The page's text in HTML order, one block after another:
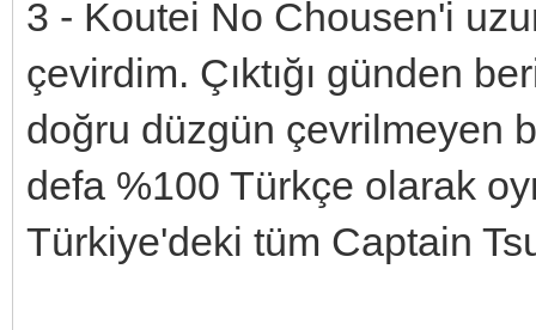
3 - Koutei No Chousen'i
çevirdim. Çıktığı günden
doğru düzgün çevrilmeyen
defa %100 Türkçe olarak
Türkiye'deki tüm Captain